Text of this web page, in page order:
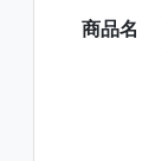
商品名